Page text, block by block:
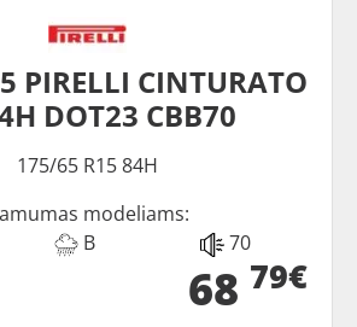
PIRELLI CINTURATO
DOT23 CBB70
175/65 R15 84H
modeliams:
B 70
68 79€